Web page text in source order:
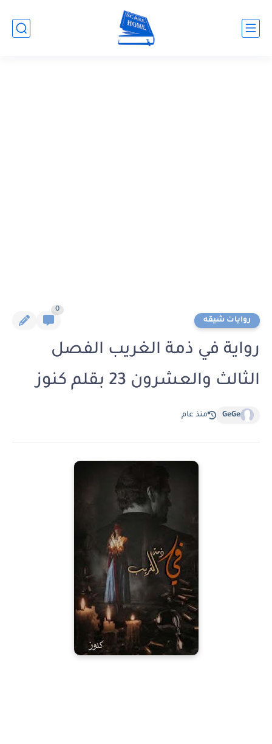
روايات شيقه
0
رواية في ذمة الغريب الفصل
الثالث والعشرون 23 بقلم كنوز
GeGe منذ عام